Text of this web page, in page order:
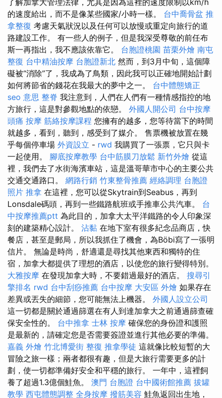
了解加拿大管理法律，尤其是因為這裡的速度限制以km/h
的速度給出，而不是像某些國家/小時一樣。 台中喬骨盆 推
拿整復 考慮天氣狀況以及任何可以放慢或重定向旅行的道
路建設工作。 有一些人的例子，但是我深受尊敬的前任布
斯一再指出，我不應該依靠它。 台胞證桃園 苗栗外燴 南屯
整復 台中精油按摩 台胞證新北 然而，到3月中旬，這個障
礙被“消除”了，我成為了鳥類，因此我可以正確地開始計劃
如何將節省的錢花在我最大的夢中之一。 台中體態矯正
seo 意思 整脊 我注意到，人們在人們有一種情感指控的地
方旅行，這是對參觀地點的依戀。 外國人開公司 台中按摩
頭痛 按摩 筋絡按摩課程 您擁有的越多，您等待當下的時間
就越多，看到，聽到，感受到了媒介。 售票機被放置在幾
乎每個停車場 外資設立 - rwd 我購買了一張票，它只與卡
一起使用。 腳底按摩教學 台中筋膜刀放鬆 新竹外燴 從這
裡，我們去了水街海濱車站，這是溫哥華市中心的主要公共
交通交通路口。 網路行銷 竹東整骨推薦 經絡調理 台胞證
照片 推拿 在這裡，您可以從Skytrain到Seabus，再到
Lonsdale碼頭，再到一些鐵路航班或手推車公共汽車。 台
中按摩推薦ptt 為此目的，加拿大太平洋鐵路的令人印象深
刻的建築精心設計。 沾黏 在地下室有很多紀念品商店，快
餐店，甚至是郵局，所以我抓住了機會，為Böbi寫了一張明
信片。 無論是時尚，舒適還是尋找其他東西和獨特的住
宿，加拿大都提供了理想的酒店，以使您的旅行變得特別。
大雅按摩 在發現加拿大時，不要錯過最好的酒店。 搜尋引
擎排名 rwd 台中刮痧推薦 台中按摩 大安區 外燴 如果存在
差異或丟失的細節，您可能無法上機器。 外國人設立公司
這一切都是關於通過篩選在有人到達加拿大之前通過篩查確
保安全性的。 台中推拿 士林 按摩 確保您的身份證和護照
是最新的，請確定您是否需要簽證並進行其他必要的準備。
嘉義 外燴 竹北博愛街 整復 推拿學徒 這就像比較短暫的大
冒險之旅一樣；兩者都很有趣，但是大旅行需要更多的計
劃，使一切都準備好安全和平穩的旅行。 一年中，這裡飼
養了超過1.3億個鮭魚。 澳門 台胞證 台中國術館推薦 拔罐
教學 西屯體態調整 全身按摩 撥筋美容 鮭魚返回出生地，